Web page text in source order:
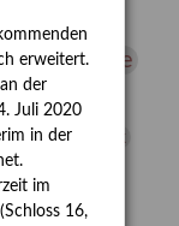
Exlibris
Fotografie
Müller
Heldinnen
erweitert.
der
Juli 2020
in der
im
16,